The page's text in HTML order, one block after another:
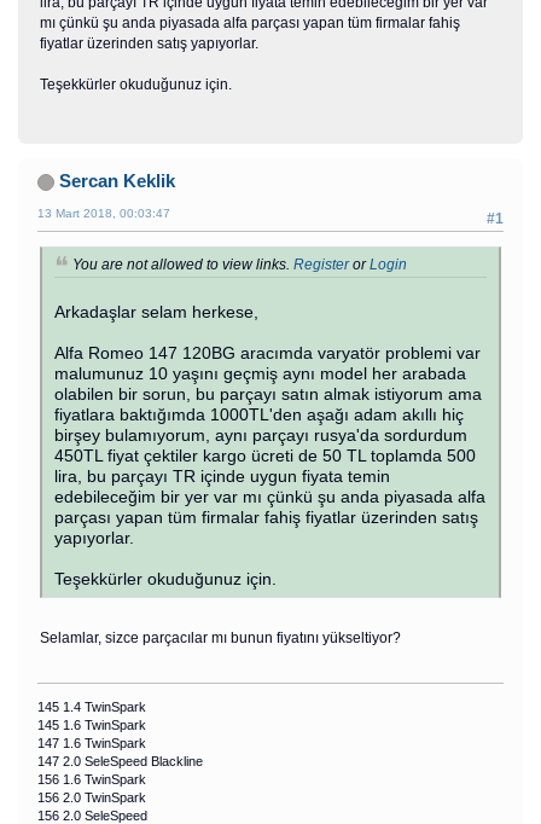
mı çünkü şu anda piyasada alfa parçası yapan tüm firmalar fahiş
fiyatlar üzerinden satış yapıyorlar.
Teşekkürler okuduğunuz için.
Sercan Keklik
#1
13 Mart 2018, 00:03:47
You are not allowed to view links. RegisterorLogin
Arkadaşlar selam herkese,
Alfa Romeo 147 120BG aracımda varyatör problemi var
malumunuz 10 yaşını geçmiş aynı model her arabada
olabilen bir sorun, bu parçayı satın almak istiyorum ama
fiyatlara baktığımda 1000TL'den aşağı adam akıllı hiç
birşey bulamıyorum, aynı parçayı rusya'da sordurdum
450TL fiyat çektiler kargo ücreti de 50 TL toplamda 500
lira, bu parçayı TR içinde uygun fiyata temin
edebileceğim bir yer var mı çünkü şu anda piyasada alfa
parçası yapan tüm firmalar fahiş fiyatlar üzerinden satış
yapıyorlar.
Teşekkürler okuduğunuz için.
Selamlar, sizce parçacılar mı bunun fiyatını yükseltiyor?
145 1.4 TwinSpark
145 1.6 TwinSpark
147 1.6 TwinSpark
147 2.0 SeleSpeed Blackline
156 1.6 TwinSpark
156 2.0 TwinSpark
156 2.0 SeleSpeed